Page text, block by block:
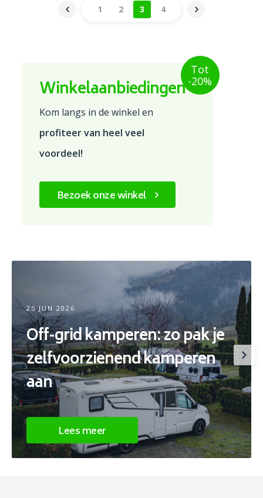
Winkelaanbiedingen
Kom langs in de winkel en
profiteer van heel veel
voordeel!
Bezoek onze winkel
Tot
-20%
1 2 3 4
25 JUN 2026
Off-grid kamperen: zo pak je
zelfvoorzienend kamperen
aan
Lees meer